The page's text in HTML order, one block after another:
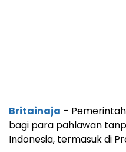
Britainaja –
bagi para pahlawan
Indonesia, termasuk di